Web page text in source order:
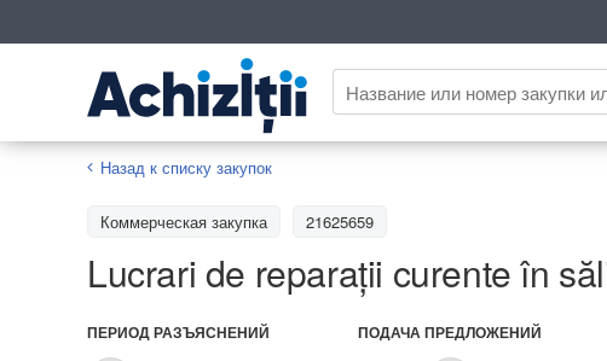
Назад к списку закупок
Коммерческая закупка 21625659
Lucrari de reparații curente în
ПЕРИОД РАЗЪЯСНЕНИЙ ПОДАЧА ПРЕДЛОЖЕНИЙ